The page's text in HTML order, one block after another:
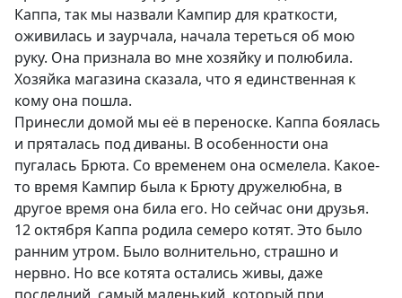
Каппа, так мы назвали Кампир для краткости,
оживилась и заурчала, начала тереться об мою
руку. Она признала во мне хозяйку и полюбила.
Хозяйка магазина сказала, что я единственная к
кому она пошла.
Принесли домой мы её в переноске. Каппа боялась
и пряталась под диваны. В особенности она
пугалась Брюта. Со временем она осмелела. Какое-
то время Кампир была к Брюту дружелюбна, в
другое время она била его. Но сейчас они друзья.
12 октября Каппа родила семеро котят. Это было
ранним утром. Было волнительно, страшно и
нервно. Но все котята остались живы, даже
последний, самый маленький, который при